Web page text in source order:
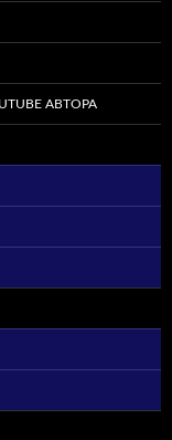
АВТОРА